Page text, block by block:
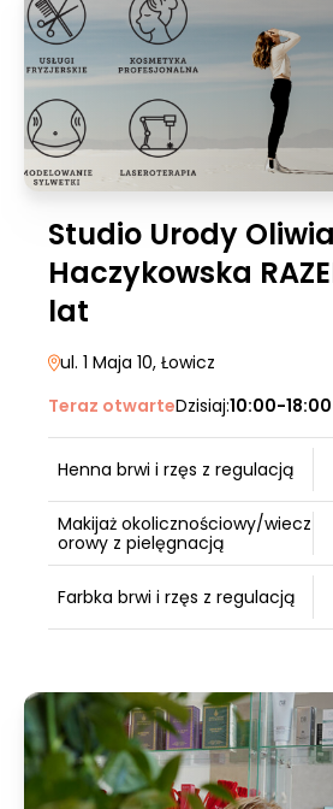
Studio Urody
Haczykowska
lat
ul. 1 Maja 10, Łowicz
Teraz otwarteDzisiaj:10:00-18:00
Henna brwi i rzęs z regulacją
Makijaż okolicznościowy/wiecz
orowy z pielęgnacją
Farbka brwi i rzęs z regulacją